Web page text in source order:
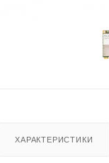
ХАРАКТЕРИСТИКИ